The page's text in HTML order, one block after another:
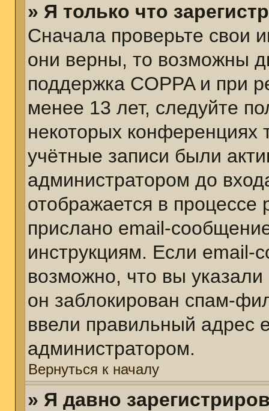
» Я только что
Сначала проверьте свои
они верны, то возможны
поддержка COPPA и при
менее 13 лет, следуйте
некоторых конференциях
учётные записи были
администратором до
отображается в
прислано email-
инструкциям. Если email-
возможно, что вы
он заблокирован спам-
ввели правильный адрес
администратором.
Вернуться к началу
» Я давно